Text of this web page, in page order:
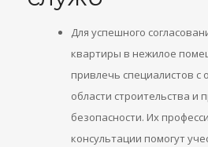
Для успешного
квартиры в нежилое
привлечь специалистов
области строительства
безопасности. Их
консультации помогут